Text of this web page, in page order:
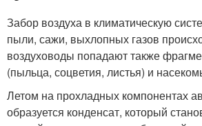
Забор воздуха в климатическую
пыли, сажи, выхлопных газов
воздуховоды попадают также
(пыльца, соцветия, листья) и
Летом на прохладных компонентах
образуется конденсат, который